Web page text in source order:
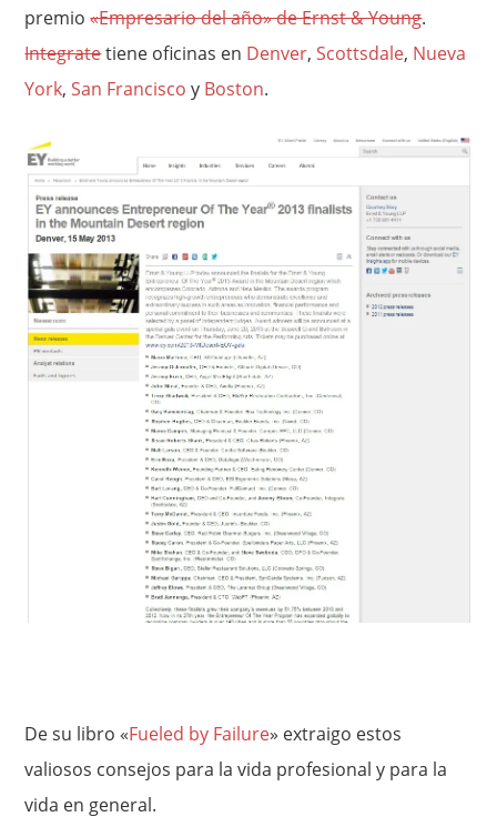
premio«Empresario del año» de Ernst & Young.
Integratetiene oficinas en Denver,Scottsdale, Nueva
York,San Francisco y Boston.
De su libro «Fueled by Failure» extraigo estos
valiosos consejos para la vida profesional y para la
vida en general.